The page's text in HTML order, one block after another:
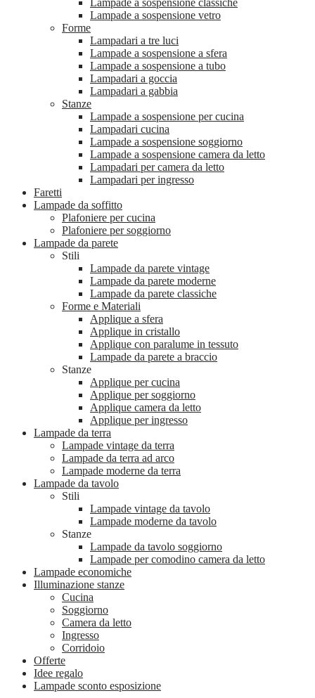
Lampade a sospensione classiche
Lampade a sospensione vetro
Forme
Lampadari a tre luci
Lampade a sospensione a sfera
Lampade a sospensione a tubo
Lampadari a goccia
Lampadari a gabbia
Stanze
Lampade a sospensione per cucina
Lampadari cucina
Lampade a sospensione soggiorno
Lampade a sospensione camera da letto
Lampadari per camera da letto
Lampadari per ingresso
Faretti
Lampade da soffitto
Plafoniere per cucina
Plafoniere per soggiorno
Lampade da parete
Stili
Lampade da parete vintage
Lampade da parete moderne
Lampade da parete classiche
Forme e Materiali
Applique a sfera
Applique in cristallo
Applique con paralume in tessuto
Lampade da parete a braccio
Stanze
Applique per cucina
Applique per soggiorno
Applique camera da letto
Applique per ingresso
Lampade da terra
Lampade vintage da terra
Lampade da terra ad arco
Lampade moderne da terra
Lampade da tavolo
Stili
Lampade vintage da tavolo
Lampade moderne da tavolo
Stanze
Lampade da tavolo soggiorno
Lampade per comodino camera da letto
Lampade economiche
Illuminazione stanze
Cucina
Soggiorno
Camera da letto
Ingresso
Corridoio
Offerte
Idee regalo
Lampade sconto esposizione